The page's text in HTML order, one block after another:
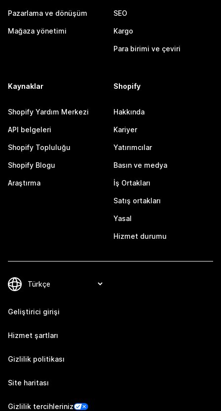
Pazarlama ve dönüşüm
Mağaza yönetimi
SEO
Kargo
Para birimi ve çeviri
Kaynaklar
Shopify Yardım Merkezi
API belgeleri
Shopify Topluluğu
Shopify Blogu
Araştırma
Shopify
Hakkında
Kariyer
Yatırımcılar
Basın ve medya
İş Ortakları
Satış ortakları
Yasal
Hizmet durumu
Geliştirici girişi
Hizmet şartları
Gizlilik politikası
Site haritası
Gizlilik tercihleriniz